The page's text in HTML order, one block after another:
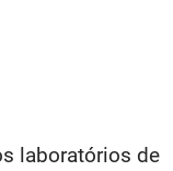
laboratórios de